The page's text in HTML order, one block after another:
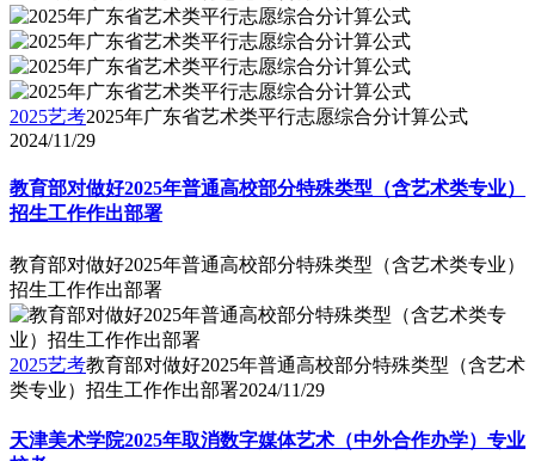
2025艺考2025年广东省艺术类平行志愿综合分计算公式
2024/11/29
教育部对做好2025年普通高校部分特殊类型（含艺术类专业）
招生工作作出部署
教育部对做好2025年普通高校部分特殊类型（含艺术类专业）
招生工作作出部署
2025艺考教育部对做好2025年普通高校部分特殊类型（含艺术
类专业）招生工作作出部署2024/11/29
天津美术学院2025年取消数字媒体艺术（中外合作办学）专业